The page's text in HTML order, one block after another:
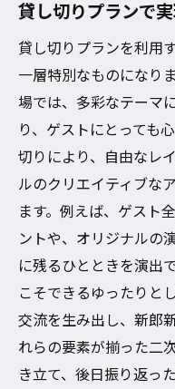
貸し切りプランで
貸し切りプランを利用
一層特別なものになり
場では、多彩なテーマ
り、ゲストにとっても
切りにより、自由なレ
ルのクリエイティブな
ます。例えば、ゲスト
ントや、オリジナルの
に残るひとときを演出
こそできるゆったりと
交流を生み出し、新郎
れらの要素が揃った二
き立て、後日振り返っ